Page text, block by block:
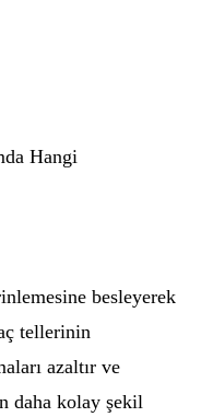
Hangi
besleyerek
tellerinin
azaltır ve
daha kolay şekil